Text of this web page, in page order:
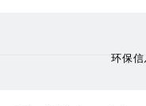
环保